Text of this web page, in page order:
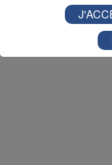
Nathan est allé
dans la Vallée du